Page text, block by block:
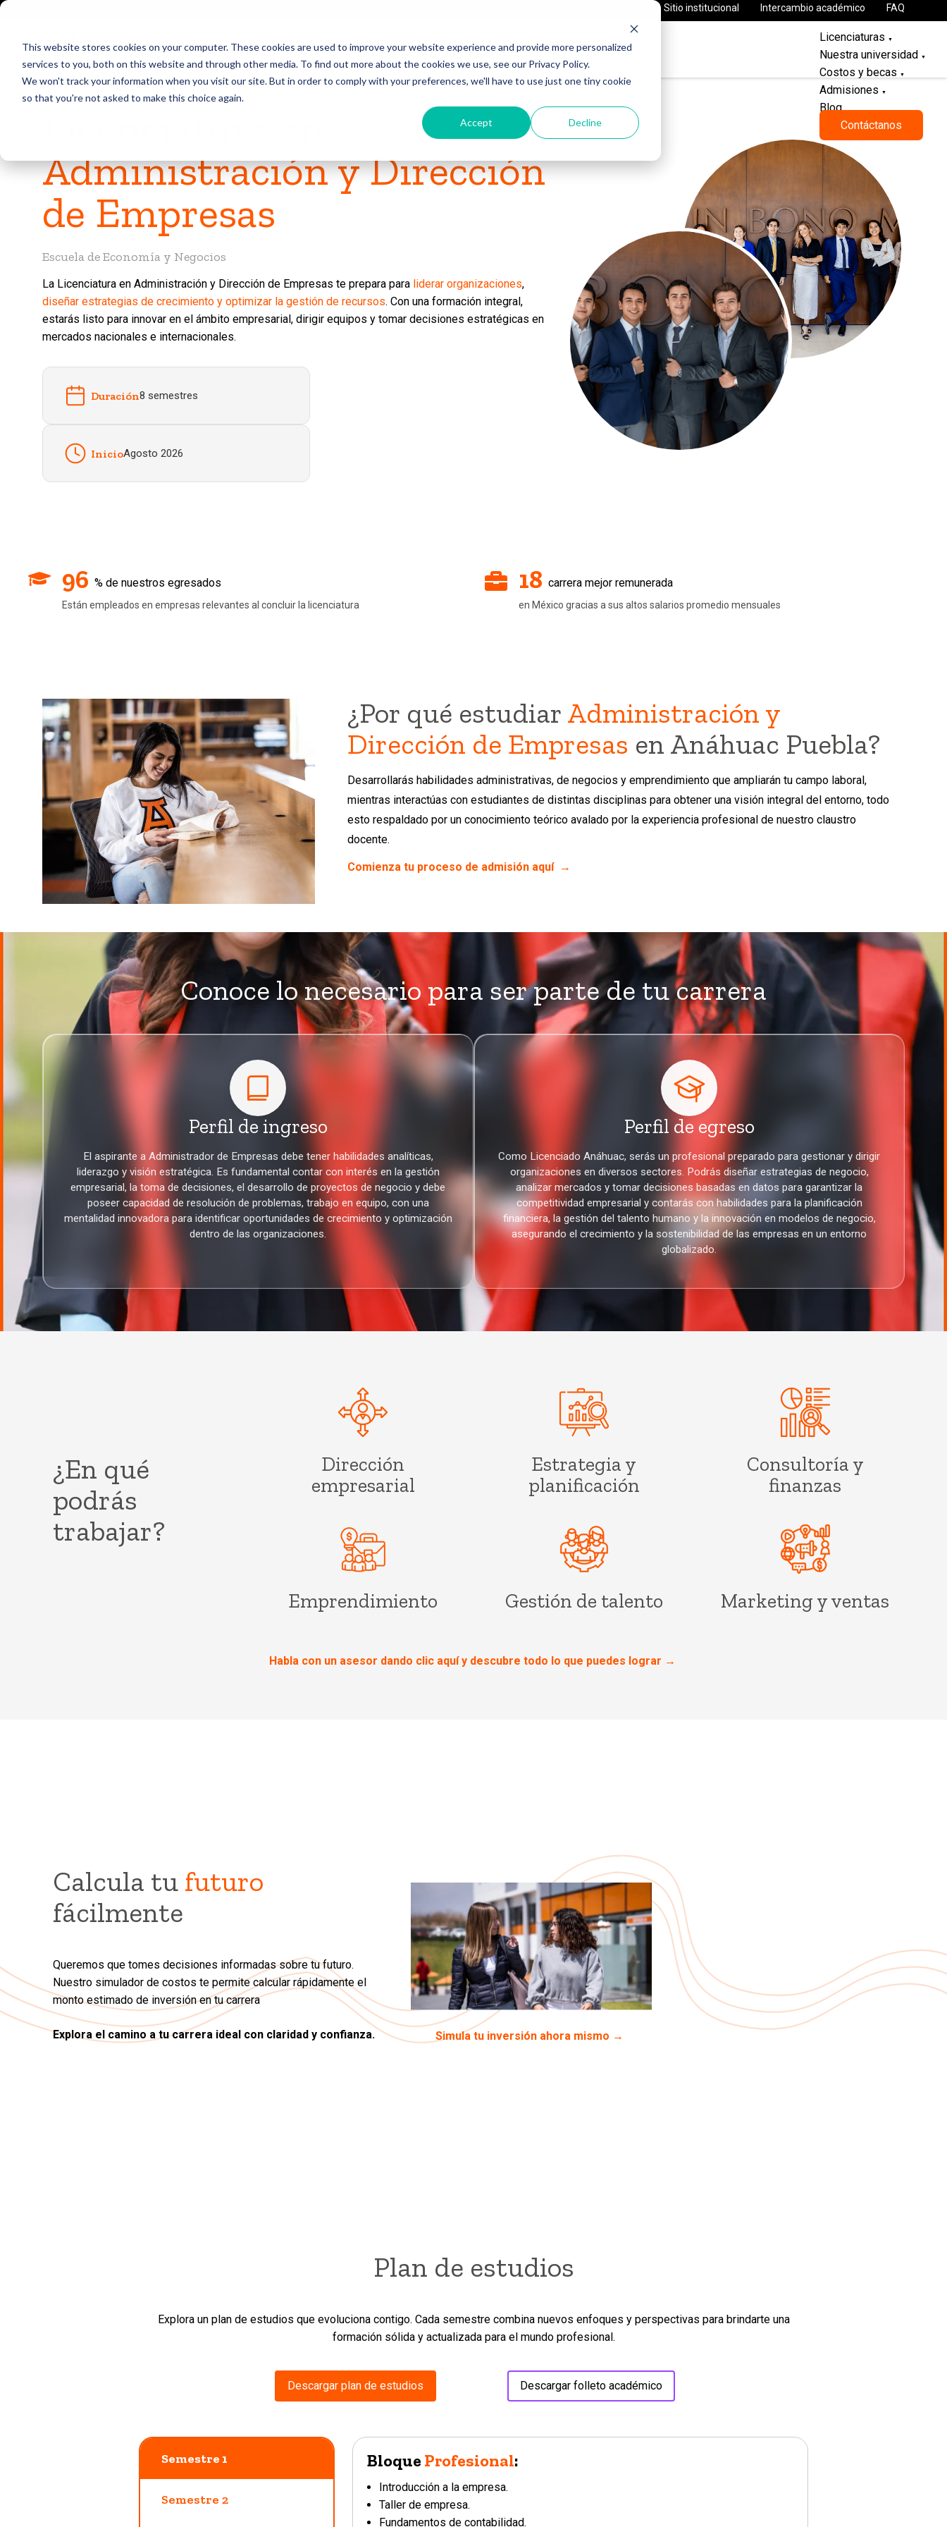
This website stores cookies on your computer. These cookies are used to improve your website experience and provide more personalized
services to you, both on this website and through other media. To find out more about the cookies we use, see our Privacy Policy.
We won't track your information when you visit our site. But in order to comply with your preferences, we'll have to use just one tiny cookie
so that you're not asked to make this choice again.
Accept Decline
Sitio institucional Intercambio académico FAQ
Licenciaturas ▼
Nuestra universidad ▼
Costos y becas ▼
Admisiones ▼
Blog
Contáctanos
Administración y Dirección
de Empresas
Escuela de Economía y Negocios
La Licenciatura en Administración y Dirección de Empresas te prepara para liderar organizaciones,
diseñar estrategias de crecimiento y optimizar la gestión de recursos. Con una formación integral,
estarás listo para innovar en el ámbito empresarial, dirigir equipos y tomar decisiones estratégicas en
mercados nacionales e internacionales.
Duración8 semestres
InicioAgosto 2026
96 % de nuestros egresados
Están empleados en empresas relevantes al concluir la licenciatura
18 carrera mejor remunerada
en México gracias a sus altos salarios promedio mensuales
¿Por qué estudiar Administración y
Dirección de Empresas en Anáhuac Puebla?
Desarrollarás habilidades administrativas, de negocios y emprendimiento que ampliarán tu campo laboral,
mientras interactúas con estudiantes de distintas disciplinas para obtener una visión integral del entorno, todo
esto respaldado por un conocimiento teórico avalado por la experiencia profesional de nuestro claustro
docente.
Comienza tu proceso de admisión aquí →
Conoce lo necesario para ser parte de tu carrera
Perfil de ingreso
El aspirante a Administrador de Empresas debe tener habilidades analíticas,
liderazgo y visión estratégica. Es fundamental contar con interés en la gestión
empresarial, la toma de decisiones, el desarrollo de proyectos de negocio y debe
poseer capacidad de resolución de problemas, trabajo en equipo, con una
mentalidad innovadora para identificar oportunidades de crecimiento y optimización
dentro de las organizaciones.
Perfil de egreso
Como Licenciado Anáhuac, serás un profesional preparado para gestionar y dirigir
organizaciones en diversos sectores. Podrás diseñar estrategias de negocio,
analizar mercados y tomar decisiones basadas en datos para garantizar la
competitividad empresarial y contarás con habilidades para la planificación
financiera, la gestión del talento humano y la innovación en modelos de negocio,
asegurando el crecimiento y la sostenibilidad de las empresas en un entorno
globalizado.
¿En qué
podrás
trabajar?
Dirección
empresarial
Emprendimiento
Estrategia y
planificación
Gestión de talento
Consultoría y
finanzas
Marketing y ventas
Habla con un asesor dando clic aquí y descubre todo lo que puedes lograr →
Calcula tu futuro
fácilmente
Queremos que tomes decisiones informadas sobre tu futuro.
Nuestro simulador de costos te permite calcular rápidamente el
monto estimado de inversión en tu carrera
Explora el camino a tu carrera ideal con claridad y confianza. Simula tu inversión ahora mismo →
Plan de estudios
Explora un plan de estudios que evoluciona contigo. Cada semestre combina nuevos enfoques y perspectivas para brindarte una
formación sólida y actualizada para el mundo profesional.
Descargar plan de estudios Descargar folleto académico
Semestre 1
Semestre 2
Bloque Profesional:
Introducción a la empresa.
Taller de empresa.
Fundamentos de contabilidad.